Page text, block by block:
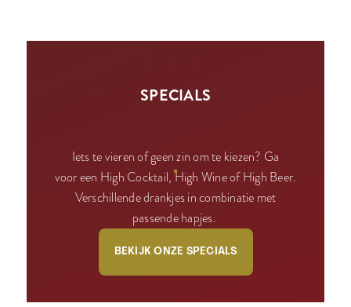
SPECIALS
Iets te vieren of geen zin om te kiezen? Ga
voor een High Cocktail, High Wine of High Beer.
Verschillende drankjes in combinatie met
passende hapjes.
BEKIJK ONZE SPECIALS